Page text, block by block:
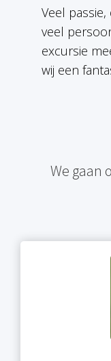
Veel
veel
excursie
wij een
We gaan